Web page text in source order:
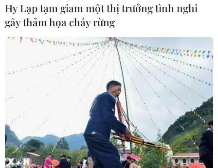
Tổng thống Mỹ Donald Trump nói
còn quá sớm để bàn về người kế
07/08/2026 06:29
Meta bồi thường gần 600 triệu USD
vì gây tổn hại sức khỏe tâm thần trẻ
em
07/08/2026 04:28
Hy Lạp tạm giam một thị trưởng tình nghi
gây thảm họa cháy rừng